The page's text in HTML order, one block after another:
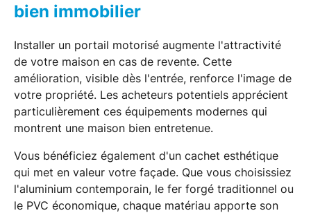
bien immobilier
Installer un portail motorisé augmente l'attractivité
de votre maison en cas de revente. Cette
amélioration, visible dès l'entrée, renforce l'image de
votre propriété. Les acheteurs potentiels apprécient
particulièrement ces équipements modernes qui
montrent une maison bien entretenue.
Vous bénéficiez également d'un cachet esthétique
qui met en valeur votre façade. Que vous choisissiez
l'aluminium contemporain, le fer forgé traditionnel ou
le PVC économique, chaque matériau apporte son